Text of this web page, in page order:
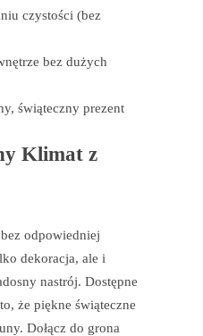
czystości (bez
bez dużych
świąteczny prezent
Klimat z
odpowiedniej
dekoracja, ale i
nastrój. Dostępne
że piękne świąteczne
Dołącz do grona